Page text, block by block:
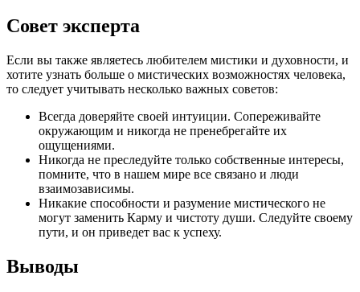
Совет эксперта
Если вы также являетесь любителем мистики и духовности, и
хотите узнать больше о мистических возможностях человека,
то следует учитывать несколько важных советов:
Всегда доверяйте своей интуиции. Сопереживайте
окружающим и никогда не пренебрегайте их
ощущениями.
Никогда не преследуйте только собственные интересы,
помните, что в нашем мире все связано и люди
взаимозависимы.
Никакие способности и разумение мистического не
могут заменить Карму и чистоту души. Следуйте своему
пути, и он приведет вас к успеху.
Выводы